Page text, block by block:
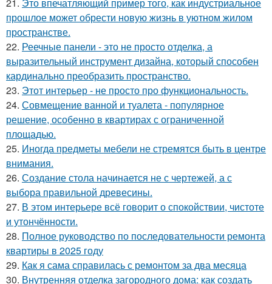
прошлое может обрести новую жизнь в уютном жилом
пространстве.
22. Реечные панели - это не просто отделка, а
выразительный инструмент дизайна, который способен
кардинально преобразить пространство.
23. Этот интерьер - не просто про функциональность.
24. Совмещение ванной и туалета - популярное
решение, особенно в квартирах с ограниченной
площадью.
25. Иногда предметы мебели не стремятся быть в центре
внимания.
26. Создание стола начинается не с чертежей, а с
выбора правильной древесины.
27. В этом интерьере всё говорит о спокойствии, чистоте
и утончённости.
28. Полное руководство по последовательности ремонта
квартиры в 2025 году
29. Как я сама справилась с ремонтом за два месяца
30. Внутренняя отделка загородного дома: как создать